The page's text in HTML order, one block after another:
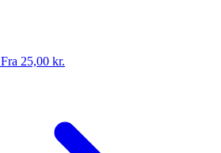
Fra 25,00 kr.